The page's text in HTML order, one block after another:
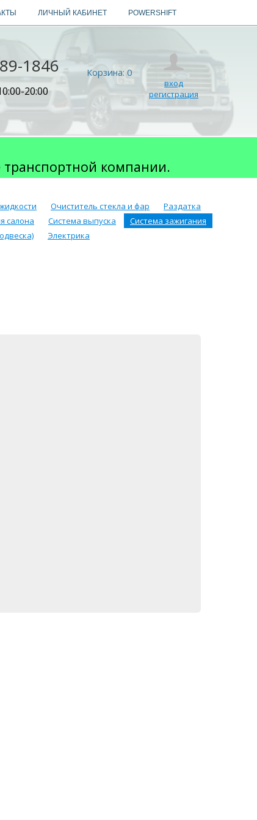
ЛИЧНЫЙ КАБИНЕТ POWERSHIFT
1846
20:00
вход
регистрация
Корзина: 0
транспортной компании.
Очиститель стекла и фар
Раздатка
салона Система выпуска
Система зажигания
Электрика